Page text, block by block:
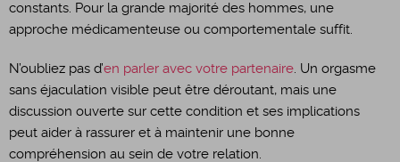
constants. Pour la grande majorité des hommes, une
approche médicamenteuse ou comportementale suffit.
N’oubliez pas d’en parler avec votre partenaire . Un orgasme
sans éjaculation visible peut être déroutant, mais une
discussion ouverte sur cette condition et ses implications
peut aider à rassurer et à maintenir une bonne
compréhension au sein de votre relation.